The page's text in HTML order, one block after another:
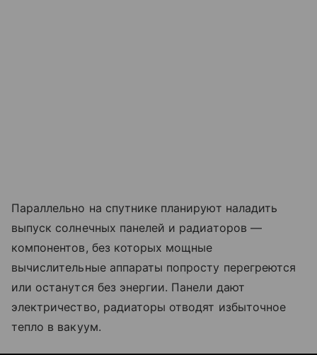
Параллельно на спутнике планируют наладить
выпуск солнечных панелей и радиаторов —
компонентов, без которых мощные
вычислительные аппараты попросту перегреются
или останутся без энергии. Панели дают
электричество, радиаторы отводят избыточное
тепло в вакуум.